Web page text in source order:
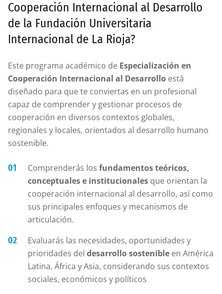
Cooperación Internacional al Desarrollo
de la Fundación Universitaria
Internacional de La Rioja?
Este programa académico de Especialización en
Cooperación Internacional al Desarrollo está
diseñado para que te conviertas en un profesional
capaz de comprender y gestionar procesos de
cooperación en diversos contextos globales,
regionales y locales, orientados al desarrollo humano
sostenible.
Comprenderás los fundamentos teóricos,
conceptuales e institucionales que orientan la
cooperación internacional al desarrollo, así como
sus principales enfoques y mecanismos de
articulación.
Evaluarás las necesidades, oportunidades y
prioridades del desarrollo sostenible en América
Latina, África y Asia, considerando sus contextos
sociales, económicos y políticos